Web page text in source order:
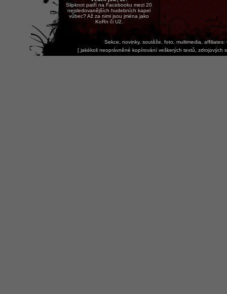
Slipknot patří na Facebooku mezi 20
nejsledovanějších hudebních kapel
vůbec? Až za nimi jsou jména jako
KoRn či U2.
Sekce, novinky, soutěže, foto, multimedia, affiliates:
[ jakékoli neoprávněné kopírování veškerých textů,